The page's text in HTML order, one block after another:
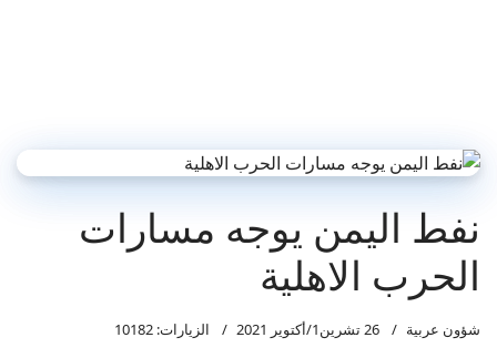
نفط اليمن يوجه مسارات
الحرب الاهلية
شؤون عربية 26 تشرين1/أكتوير 2021 الزيارات: 10182